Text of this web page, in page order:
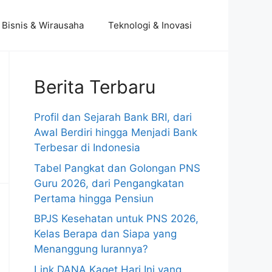
Bisnis & Wirausaha Teknologi & Inovasi
Berita Terbaru
Profil dan Sejarah Bank BRI, dari
Awal Berdiri hingga Menjadi Bank
Terbesar di Indonesia
Tabel Pangkat dan Golongan PNS
Guru 2026, dari Pengangkatan
Pertama hingga Pensiun
BPJS Kesehatan untuk PNS 2026,
Kelas Berapa dan Siapa yang
Menanggung Iurannya?
Link DANA Kaget Hari Ini yang